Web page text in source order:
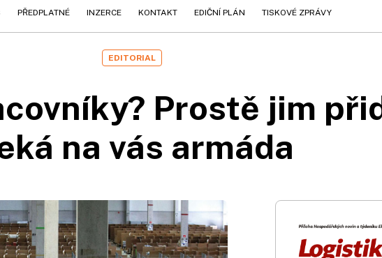
PŘEDPLATNÉ INZERCE KONTAKT EDIČNÍ PLÁN TISKOVÉ ZPRÁVY
EDITORIAL
Prostě jim
na vás armáda